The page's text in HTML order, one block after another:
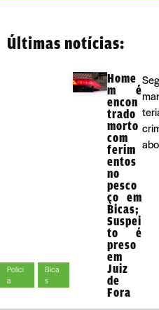
Últimas notícias:
Políci
a
Bica
s
Home
m é
encon
trado
morto
com
ferim
entos
no
pesco
ço em
Bicas;
Suspei
to é
preso
em
Juiz
de
Fora